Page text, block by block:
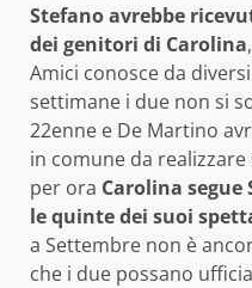
Stefano avrebbe
dei genitori di Carolina
Amici conosce da
settimane i due non si
22enne e De Martino
in comune da
per ora Carolina
le quinte dei suoi
a Settembre non è
che i due possano